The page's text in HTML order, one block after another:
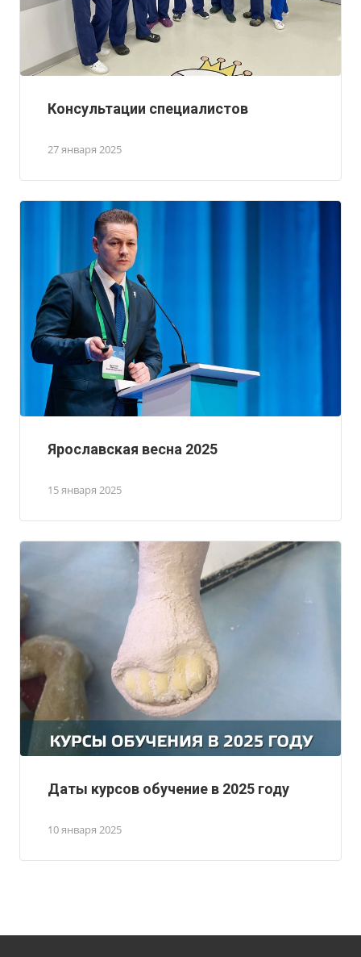
27 января 2025
Консультации специалистов
15 января 2025
Ярославская весна 2025
10 января 2025
Даты курсов обучение в 2025 году